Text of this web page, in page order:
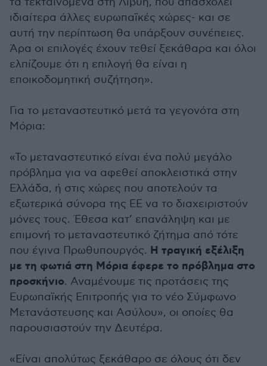
ιδιαίτερα άλλες ευρωπαϊκές χώρες- και σε
αυτή την περίπτωση θα υπάρξουν συνέπειες.
Άρα οι επιλογές έχουν τεθεί ξεκάθαρα και όλοι
ελπίζουμε ότι η επιλογή θα είναι η
εποικοδομητική συζήτηση».
Για το μεταναστευτικό μετά τα γεγονότα στη
Μόρια:
«Το μεταναστευτικό είναι ένα πολύ μεγάλο
πρόβλημα για να αφεθεί αποκλειστικά στην
Ελλάδα, ή στις χώρες που αποτελούν τα
εξωτερικά σύνορα της ΕΕ να το διαχειριστούν
μόνες τους. Έθεσα κατ’ επανάληψη και με
επιμονή το μεταναστευτικό ζήτημα από τότε
που έγινα Πρωθυπουργός. Η τραγική εξέλιξη
με τη φωτιά στη Μόρια έφερε το πρόβλημα στο
προσκήνιο. Αναμένουμε τις προτάσεις της
Ευρωπαϊκής Επιτροπής για το νέο Σύμφωνο
Μετανάστευσης και Ασύλου», οι οποίες θα
παρουσιαστούν την Δευτέρα.
«Είναι απολύτως ξεκάθαρο σε όλους ότι δεν